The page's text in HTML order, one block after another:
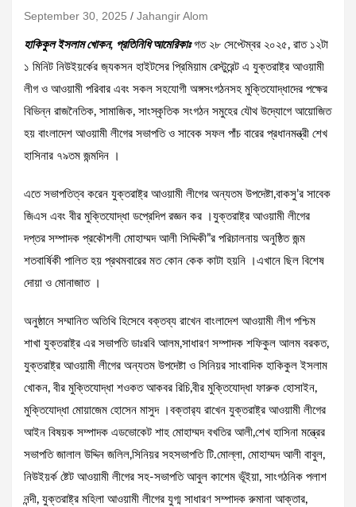
September 30, 2025 Jahangir Alom
হাকিকুল ইসলাম খোকন, প্রতিনিধি আমেরিকাঃ গত ২৮ সেপ্টেম্বর ২০২৫, রাত ১২টা
১ মিনিট নিউইয়র্কের জ‍্যকসন হাইটসের প্রিমিয়াম রেস্টুরেন্ট এ যুক্তরাষ্ট্র আওয়ামী
লীগ ও আওয়ামী পরিবার এবং সকল সহযোগী অঙ্গসংগঠনসহ মুক্তিযোদ্ধাদের পক্ষের
বিভিন্ন রাজনৈতিক, সামাজিক, সাংস্কৃতিক সংগঠন সমুহের যৌথ উদ্যোগে আয়োজিত
হয় বাংলাদেশ আওয়ামী লীগের সভাপতি ও সাবেক সফল পাঁচ বারের প্রধানমন্ত্রী শেখ
হাসিনার ৭৯তম জন্মদিন ।
এতে সভাপতিত্ব করেন যুক্তরাষ্ট্র আওয়ামী লীগের অন্যতম উপদেষ্টা,বাকসু’র সাবেক
জিএস এবং বীর মুক্তিযোদ্ধা ডপ্রেদিপ রজ্ঞন কর ।যুক্তরাষ্ট্র আওয়ামী লীগের
দপ্তর সম্পাদক প্রকৌশলী মোহাম্মদ আলী সিদ্দিকী”র পরিচালনায় অনুষ্ঠিত জন্ম
শতবার্ষিকী পালিত হয় প্রথমবারের মত কোন কেক কাটা হয়নি ।এখানে ছিল বিশেষ
দোয়া ও মোনাজাত ।
অনুষ্ঠানে সম্মানিত অতিথি হিসেবে বক্তব্য রাখেন বাংলাদেশ আওয়ামী লীগ পশ্চিম
শাখা যুক্তরাষ্ট্র এর সভাপতি ডাঃরবি আলম,সাধারণ সম্পাদক শফিকুল আলম বরকত,
যুক্তরাষ্ট্র আওয়ামী লীগের অন্যতম উপদেষ্টা ও সিনিয়র সাংবাদিক হাকিকুল ইসলাম
খোকন, বীর মুক্তিযোদ্ধা শওকত আকবর রিচি,বীর মুক্তিযোদ্ধা ফারুক হোসাইন,
মুক্তিযোদ্ধা মোয়াজেম হোসেন মাসুদ ।বক্তার‍্য রাখেন যুক্তরাষ্ট্র আওয়ামী লীগের
আইন বিষয়ক সম্পাদক এডভোকেট শাহ মোহাম্মদ বখতির আলী,শেখ হাসিনা মন্ত্রের
সভাপতি জালাল উদ্দিন জলিল,সিনিয়র সহসভাপতি টি.মোল্লা, মোহাম্মদ আলী বাবুল,
নিউইয়র্ক ষ্টেট আওয়ামী লীগের সহ-সভাপতি আবুল কাশেম ভূঁইয়া, সাংগঠনিক পলাশ
নন্দী, যুক্তরাষ্ট্র মহিলা আওয়ামী লীগের যুগ্ম সাধারণ সম্পাদক রুমানা আক্তার,